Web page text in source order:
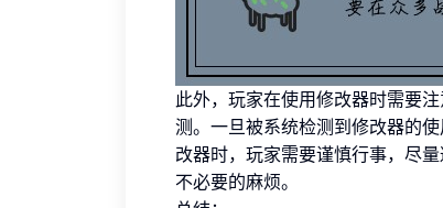
此外，玩家在使用修改器时需要
测。一旦被系统检测到修改器的
改器时，玩家需要谨慎行事，尽
不必要的麻烦。